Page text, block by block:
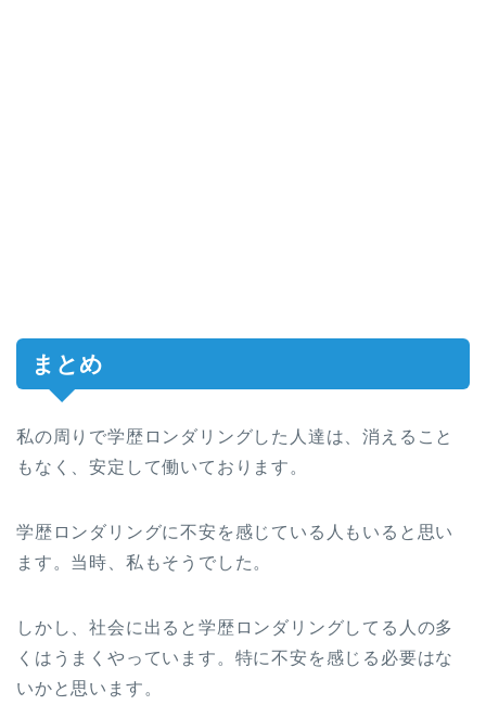
まとめ
私の周りで学歴ロンダリングした人達は、消えること
もなく、安定して働いております。
学歴ロンダリングに不安を感じている人もいると思い
ます。当時、私もそうでした。
しかし、社会に出ると学歴ロンダリングしてる人の多
くはうまくやっています。特に不安を感じる必要はな
いかと思います。